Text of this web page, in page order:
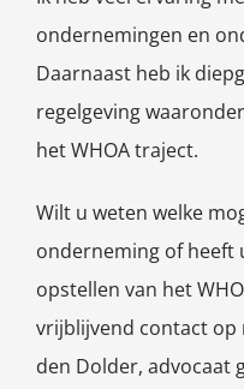
ondernemingen en
Daarnaast heb ik
regelgeving
het WHOA traject.
Wilt u weten welke
onderneming of heeft
opstellen van het
vrijblijvend contact op
den Dolder, advocaat